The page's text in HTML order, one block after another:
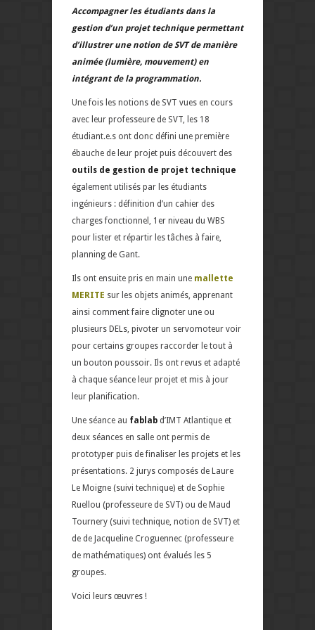
Accompagner les étudiants dans la
gestion d’un projet technique permettant
d’illustrer une notion de SVT de manière
animée (lumière, mouvement) en
intégrant de la programmation.
Une fois les notions de SVT vues en cours
avec leur professeure de SVT, les 18
étudiant.e.s ont donc défini une première
ébauche de leur projet puis découvert des
outils de gestion de projet technique
également utilisés par les étudiants
ingénieurs : définition d’un cahier des
charges fonctionnel, 1er niveau du WBS
pour lister et répartir les tâches à faire,
planning de Gant.
Ils ont ensuite pris en main une mallette
MERITE sur les objets animés, apprenant
ainsi comment faire clignoter une ou
plusieurs DELs, pivoter un servomoteur voir
pour certains groupes raccorder le tout à
un bouton poussoir. Ils ont revus et adapté
à chaque séance leur projet et mis à jour
leur planification.
Une séance au fablab d’IMT Atlantique et
deux séances en salle ont permis de
prototyper puis de finaliser les projets et les
présentations. 2 jurys composés de Laure
Le Moigne (suivi technique) et de Sophie
Ruellou (professeure de SVT) ou de Maud
Tournery (suivi technique, notion de SVT) et
de de Jacqueline Croguennec (professeure
de mathématiques) ont évalués les 5
groupes.
Voici leurs œuvres !